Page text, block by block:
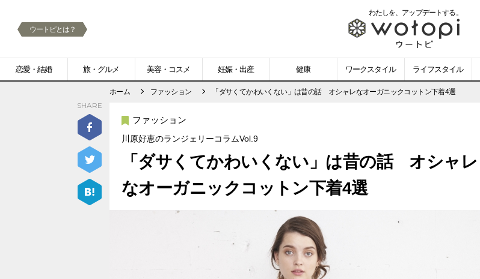
わたしを、 アップデートする。
wotopi
-
ウ
ト
恋愛・結婚 旅・グルメ 美容・コスメ 妊娠・出産 健康 ワークスタイル ライフスタイル
ウートピとは？
ホーム ファッション 「ダサくてかわいくない」は昔の話 オシャレなオーガニックコットン下着4選
ファッション
川原好恵のランジェリーコラムVol.9
「ダサくてかわいくない」は昔の話 オシャレ
なオーガニックコットン下着4選
SHARE